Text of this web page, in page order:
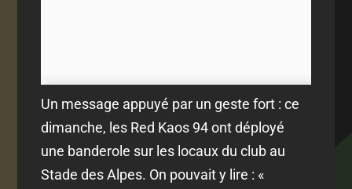
Un message appuyé par un geste fort : ce
dimanche, les Red Kaos 94 ont déployé
une banderole sur les locaux du club au
Stade des Alpes. On pouvait y lire : «